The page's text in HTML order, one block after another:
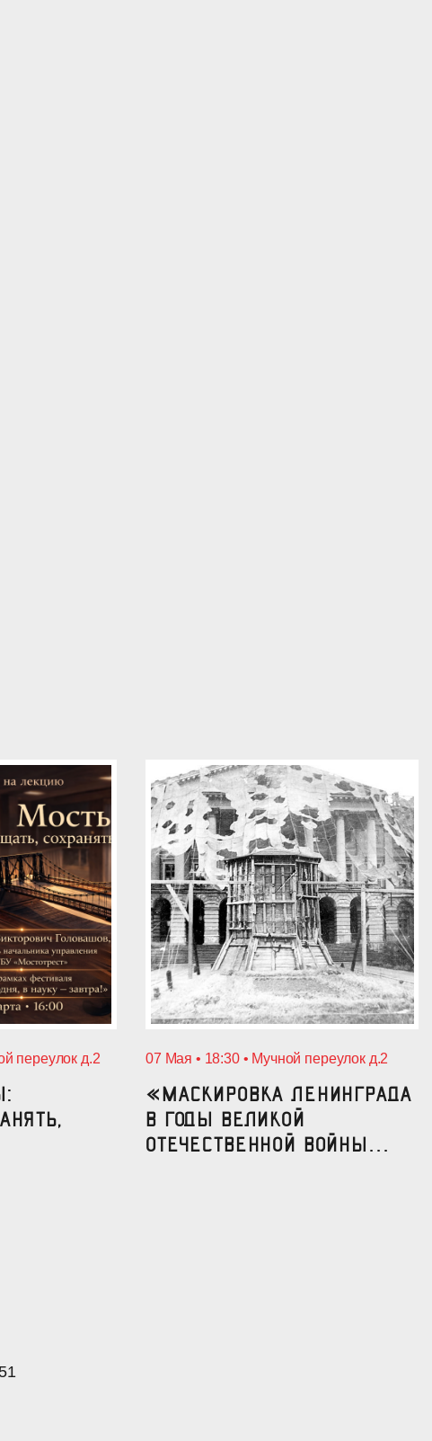
переулок д.2 07 Мая • 18:30 • Мучной переулок д.2
«Маскировка Ленинграда
в годы Великой
Отечественной войны...